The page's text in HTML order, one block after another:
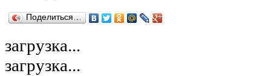
Поделиться…
загрузка...
загрузка...